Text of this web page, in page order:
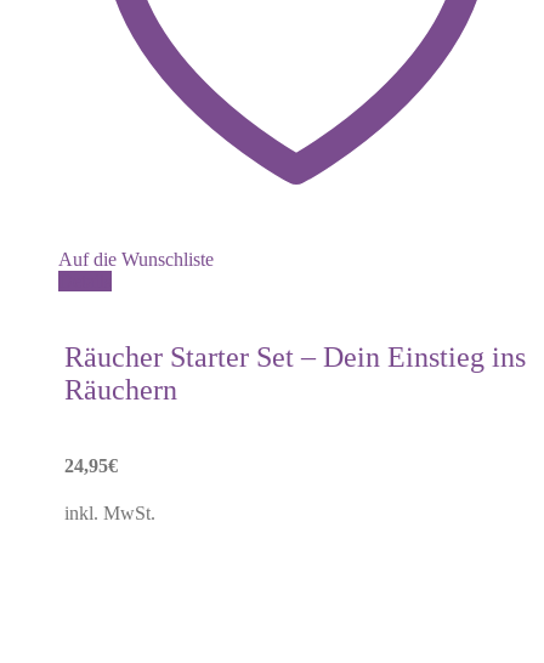
Auf die Wunschliste
Räucher Starter Set – Dein Einstieg ins
Räuchern
24,95€
inkl. MwSt.